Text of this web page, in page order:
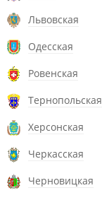
Львовская
Одесская
Ровенская
Тернопольская
Херсонская
Черкасская
Черновицкая